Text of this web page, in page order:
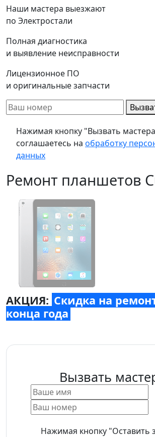
Наши мастера выезжают
по Электростали
Полная диагностика
и выявление неисправности
Лицензионное ПО
и оригинальные запчасти
Нажимая кнопку "Вызвать
соглашаетесь на обработку
данных
Ремонт планшетов
АКЦИЯ: Скидка на
конца года
Вызвать
Нажимая кнопку "Оставить